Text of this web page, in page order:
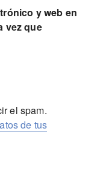
y web en
vez que
el spam.
de tus